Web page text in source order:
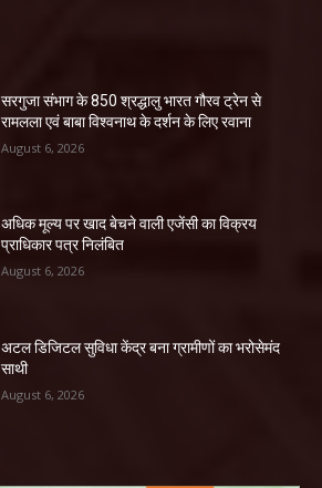
सरगुजा संभाग के 850 श्रद्धालु भारत गौरव ट्रेन से
रामलला एवं बाबा विश्वनाथ के दर्शन के लिए रवाना
August 6, 2026
अधिक मूल्य पर खाद बेचने वाली एजेंसी का विक्रय
प्राधिकार पत्र निलंबित
August 6, 2026
अटल डिजिटल सुविधा केंद्र बना ग्रामीणों का भरोसेमंद
साथी
August 6, 2026